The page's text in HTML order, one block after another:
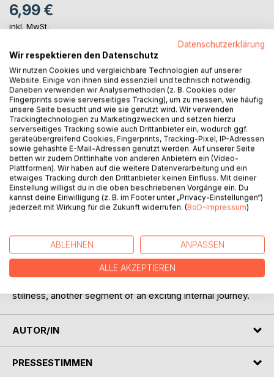
6,99 €
inkl. MwSt.
IN DEN WARENKORB
Auf die Merkliste
Titel bewerten
The art of haikus as technique to concisely capture and
navigate through profound inner feelings. Sailing from the
stillness, another segment of an exciting internal journey.
AUTOR/IN
PRESSESTIMMEN
Datenschutzerklärung
Wir respektieren den Datenschutz
Wir nutzen Cookies und vergleichbare Technologien auf unserer
Website. Einige von ihnen sind essenziell und technisch notwendig.
Daneben verwenden wir Analysemethoden (z. B. Cookies oder
Fingerprints sowie serverseitiges Tracking), um zu messen, wie häufig
unsere Seite besucht und wie sie genutzt wird. Wir verwenden
Trackingtechnologien zu Marketingzwecken und setzen hierzu
serverseitiges Tracking sowie auch Drittanbieter ein, wodurch ggf.
geräteübergreifend Cookies, Fingerprints, Tracking-Pixel, IP-Adressen
sowie gehashte E-Mail-Adressen genutzt werden. Auf unserer Seite
betten wir zudem Drittinhalte von anderen Anbietern ein (Video-
Plattformen). Wir haben auf die weitere Datenverarbeitung und ein
etwaiges Tracking durch den Drittanbieter keinen Einfluss. Mit deiner
Einstellung willigst du in die oben beschriebenen Vorgänge ein. Du
kannst deine Einwilligung (z. B. im Footer unter „Privacy-Einstellungen“)
jederzeit mit Wirkung für die Zukunft widerrufen. (BoD-Impressum)
ABLEHNEN ANPASSEN
ALLE AKZEPTIEREN